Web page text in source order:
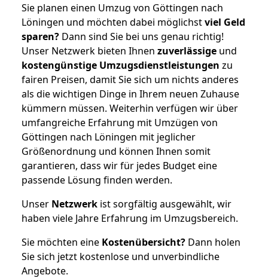
Sie planen einen Umzug von Göttingen nach
Löningen und möchten dabei möglichstviel Geld
sparen? Dann sind Sie bei uns genau richtig!
Unser Netzwerk bieten Ihnen zuverlässige und
kostengünstige Umzugsdienstleistungen zu
fairen Preisen, damit Sie sich um nichts anderes
als die wichtigen Dinge in Ihrem neuen Zuhause
kümmern müssen. Weiterhin verfügen wir über
umfangreiche Erfahrung mit Umzügen von
Göttingen nach Löningen mit jeglicher
Größenordnung und können Ihnen somit
garantieren, dass wir für jedes Budget eine
passende Lösung finden werden.
Unser Netzwerk ist sorgfältig ausgewählt, wir
haben viele Jahre Erfahrung im Umzugsbereich.
Sie möchten eine Kostenübersicht? Dann holen
Sie sich jetzt kostenlose und unverbindliche
Angebote.